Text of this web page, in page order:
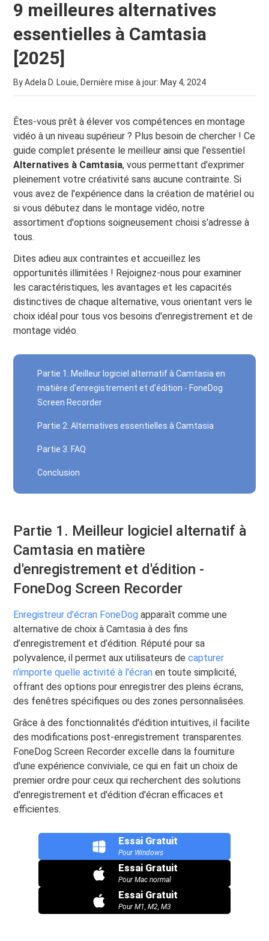
9 meilleures alternatives
essentielles à Camtasia
[2025]
By Adela D. Louie, Dernière mise à jour: May 4, 2024
Êtes-vous prêt à élever vos compétences en montage
vidéo à un niveau supérieur ? Plus besoin de chercher ! Ce
guide complet présente le meilleur ainsi que l'essentiel
Alternatives à Camtasia, vous permettant d'exprimer
pleinement votre créativité sans aucune contrainte. Si
vous avez de l'expérience dans la création de matériel ou
si vous débutez dans le montage vidéo, notre
assortiment d'options soigneusement choisi s'adresse à
tous.
Dites adieu aux contraintes et accueillez les
opportunités illimitées ! Rejoignez-nous pour examiner
les caractéristiques, les avantages et les capacités
distinctives de chaque alternative, vous orientant vers le
choix idéal pour tous vos besoins d'enregistrement et de
montage vidéo.
Partie 1. Meilleur logiciel alternatif à Camtasia en
matière d'enregistrement et d'édition - FoneDog
Screen Recorder
Partie 2. Alternatives essentielles à Camtasia
Partie 3. FAQ
Conclusion
Partie 1. Meilleur logiciel alternatif à
Camtasia en matière
d'enregistrement et d'édition -
FoneDog Screen Recorder
Enregistreur d'écran FoneDog apparaît comme une
alternative de choix à Camtasia à des fins
d’enregistrement et d’édition. Réputé pour sa
polyvalence, il permet aux utilisateurs decapturer
n'importe quelle activité à l'écran en toute simplicité,
offrant des options pour enregistrer des pleins écrans,
des fenêtres spécifiques ou des zones personnalisées.
Grâce à des fonctionnalités d'édition intuitives, il facilite
des modifications post-enregistrement transparentes.
FoneDog Screen Recorder excelle dans la fourniture
d'une expérience conviviale, ce qui en fait un choix de
premier ordre pour ceux qui recherchent des solutions
d'enregistrement et d'édition d'écran efficaces et
efficientes.
Essai Gratuit
Pour Windows
Essai Gratuit
Pour Mac normal
Essai Gratuit
Pour M1, M2, M3